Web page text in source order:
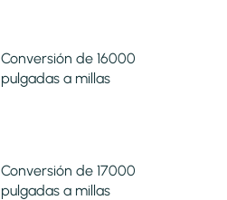
Conversión de 16000
pulgadas a millas
Conversión de 17000
pulgadas a millas